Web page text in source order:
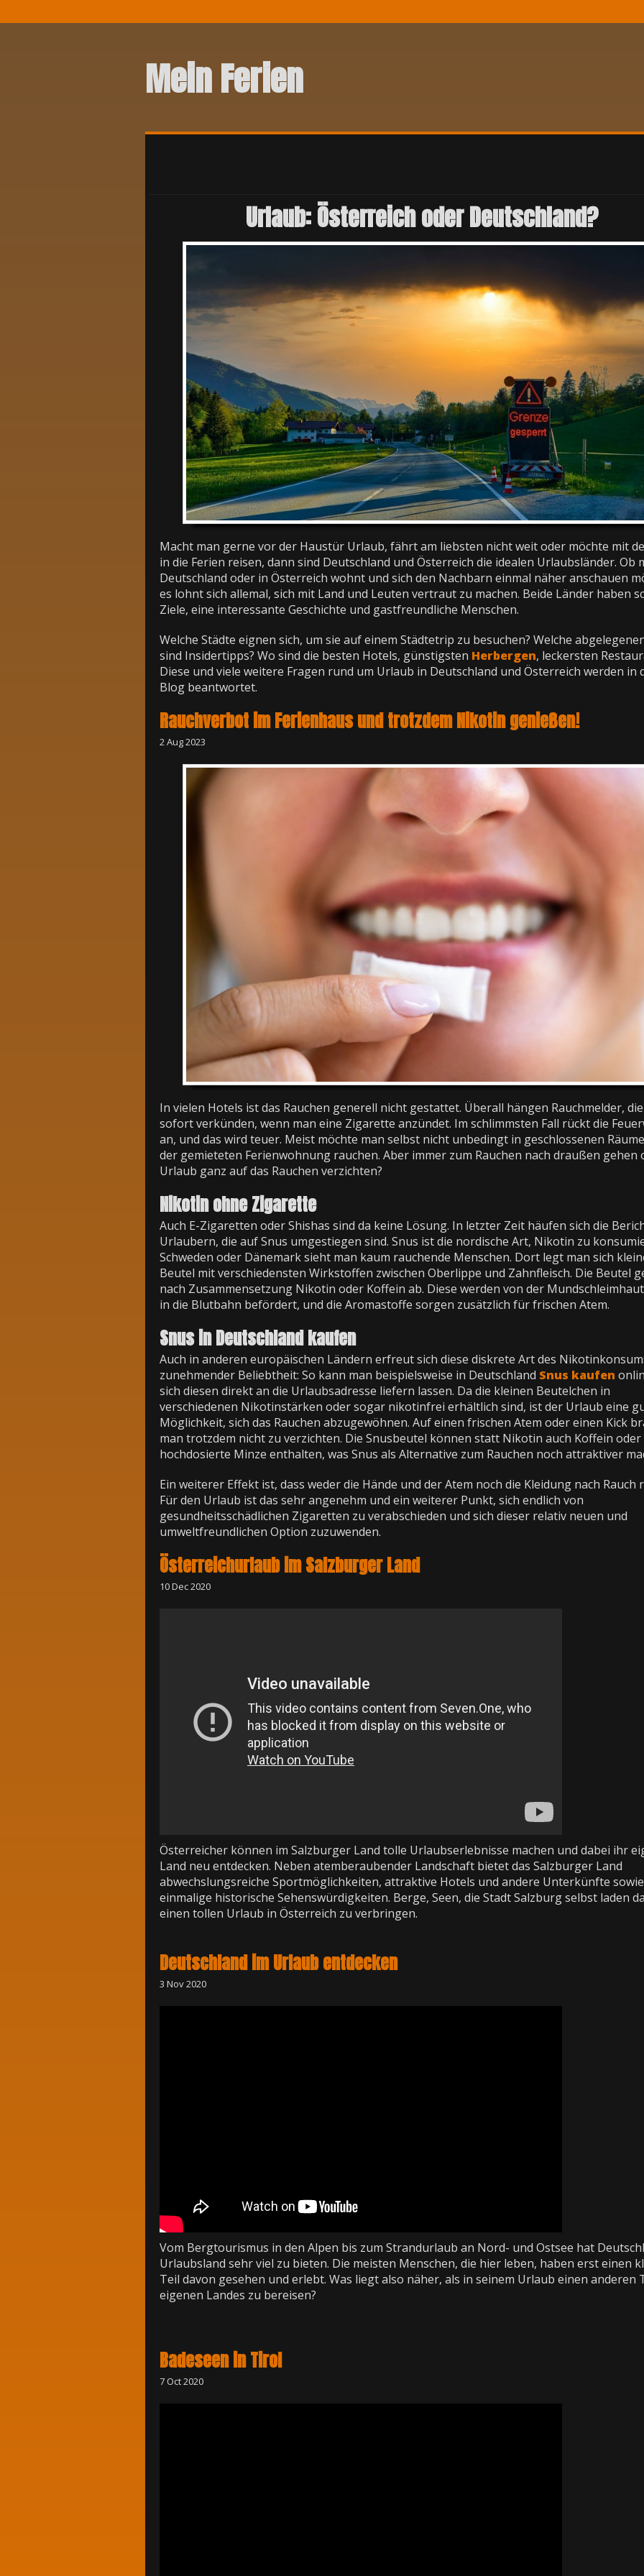
Mein Ferien
Urlaub: Österreich oder Deutschland?
Macht man gerne vor der Haustür Urlaub, fährt am liebsten nicht weit oder möchte mit
in die Ferien reisen, dann sind Deutschland und Österreich die idealen Urlaubsländer. Ob
Deutschland oder in Österreich wohnt und sich den Nachbarn einmal näher anschauen
es lohnt sich allemal, sich mit Land und Leuten vertraut zu machen. Beide Länder haben
Ziele, eine interessante Geschichte und gastfreundliche Menschen.
Welche Städte eignen sich, um sie auf einem Städtetrip zu besuchen? Welche
sind Insidertipps? Wo sind die besten Hotels, günstigsten Herbergen, leckersten
Diese und viele weitere Fragen rund um Urlaub in Deutschland und Österreich werden in
Blog beantwortet.
Rauchverbot im Ferienhaus und trotzdem Nikotin genießen!
2 Aug 2023
In vielen Hotels ist das Rauchen generell nicht gestattet. Überall hängen Rauchmelder,
sofort verkünden, wenn man eine Zigarette anzündet. Im schlimmsten Fall rückt die
an, und das wird teuer. Meist möchte man selbst nicht unbedingt in geschlossenen
der gemieteten Ferienwohnung rauchen. Aber immer zum Rauchen nach draußen gehen
Urlaub ganz auf das Rauchen verzichten?
Nikotin ohne Zigarette
Auch E-Zigaretten oder Shishas sind da keine Lösung. In letzter Zeit häufen sich die
Urlaubern, die auf Snus umgestiegen sind. Snus ist die nordische Art, Nikotin zu
Schweden oder Dänemark sieht man kaum rauchende Menschen. Dort legt man sich
Beutel mit verschiedensten Wirkstoffen zwischen Oberlippe und Zahnfleisch. Die Beutel
nach Zusammensetzung Nikotin oder Koffein ab. Diese werden von der
in die Blutbahn befördert, und die Aromastoffe sorgen zusätzlich für frischen Atem.
Snus in Deutschland kaufen
Auch in anderen europäischen Ländern erfreut sich diese diskrete Art des
zunehmender Beliebtheit: So kann man beispielsweise in Deutschland Snus kaufen
sich diesen direkt an die Urlaubsadresse liefern lassen. Da die kleinen Beutelchen in
verschiedenen Nikotinstärken oder sogar nikotinfrei erhältlich sind, ist der Urlaub eine
Möglichkeit, sich das Rauchen abzugewöhnen. Auf einen frischen Atem oder einen Kick
man trotzdem nicht zu verzichten. Die Snusbeutel können statt Nikotin auch Koffein oder
hochdosierte Minze enthalten, was Snus als Alternative zum Rauchen noch attraktiver
Ein weiterer Effekt ist, dass weder die Hände und der Atem noch die Kleidung nach Rauch
Für den Urlaub ist das sehr angenehm und ein weiterer Punkt, sich endlich von
gesundheitsschädlichen Zigaretten zu verabschieden und sich dieser relativ neuen und
umweltfreundlichen Option zuzuwenden.
Österreichurlaub im Salzburger Land
10 Dec 2020
Österreicher können im Salzburger Land tolle Urlaubserlebnisse machen und dabei ihr
Land neu entdecken. Neben atemberaubender Landschaft bietet das Salzburger Land
abwechslungsreiche Sportmöglichkeiten, attraktive Hotels und andere Unterkünfte sowie
einmalige historische Sehenswürdigkeiten. Berge, Seen, die Stadt Salzburg selbst laden
einen tollen Urlaub in Österreich zu verbringen.
Deutschland im Urlaub entdecken
3 Nov 2020
Vom Bergtourismus in den Alpen bis zum Strandurlaub an Nord- und Ostsee hat
Urlaubsland sehr viel zu bieten. Die meisten Menschen, die hier leben, haben erst einen
Teil davon gesehen und erlebt. Was liegt also näher, als in seinem Urlaub einen anderen
eigenen Landes zu bereisen?
Badeseen in Tirol
7 Oct 2020